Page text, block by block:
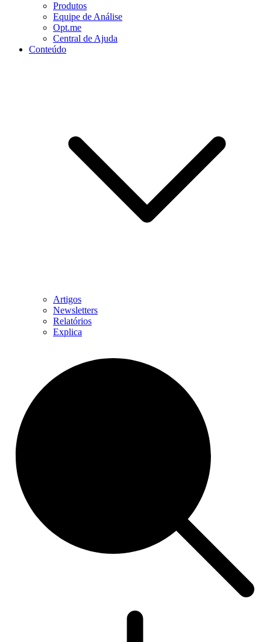
Produtos
Equipe de Análise
Opt.me
Central de Ajuda
Conteúdo
Artigos
Newsletters
Relatórios
Explica